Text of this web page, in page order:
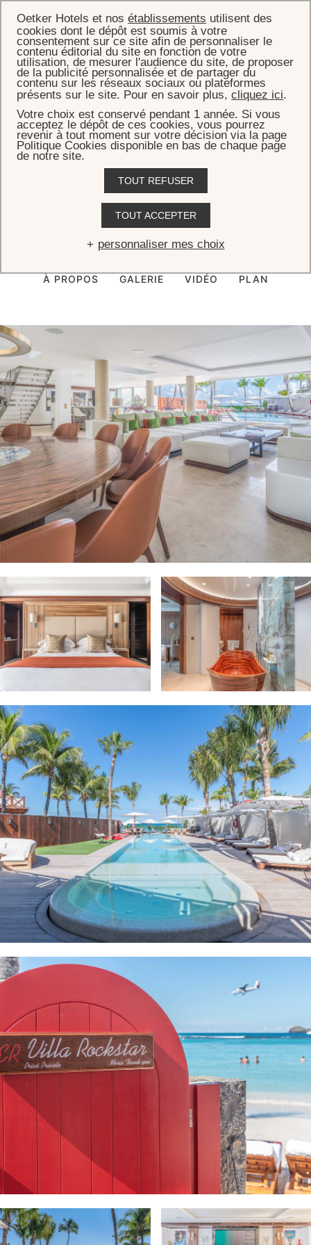
ACCUEIL CHAMBRES, SUITES & VILLAS VILLA ROCKSTAR
Villa Rockstar
Bienvenue dans l’extraordinaire Villa Rockstar, une demeure hors
norme de 1 480 m² qui se trouve directement sur la plage, parmi les
plus incroyables au monde.
À PROPOS GALERIE VIDÉO PLAN
Oetker Hotels et nosétablissements utilisent des
cookies dont le dépôt est soumis à votre
consentement sur ce site afin de personnaliser le
contenu éditorial du site en fonction de votre
utilisation, de mesurer l'audience du site, de proposer
de la publicité personnalisée et de partager du
contenu sur les réseaux sociaux ou plateformes
présents sur le site. Pour en savoir plus,cliquez ici.
Votre choix est conservé pendant 1 année. Si vous
acceptez le dépôt de ces cookies, vous pourrez
revenir à tout moment sur votre décision via la page
Politique Cookies disponible en bas de chaque page
de notre site.
TOUT REFUSER
TOUT ACCEPTER
personnaliser mes choix